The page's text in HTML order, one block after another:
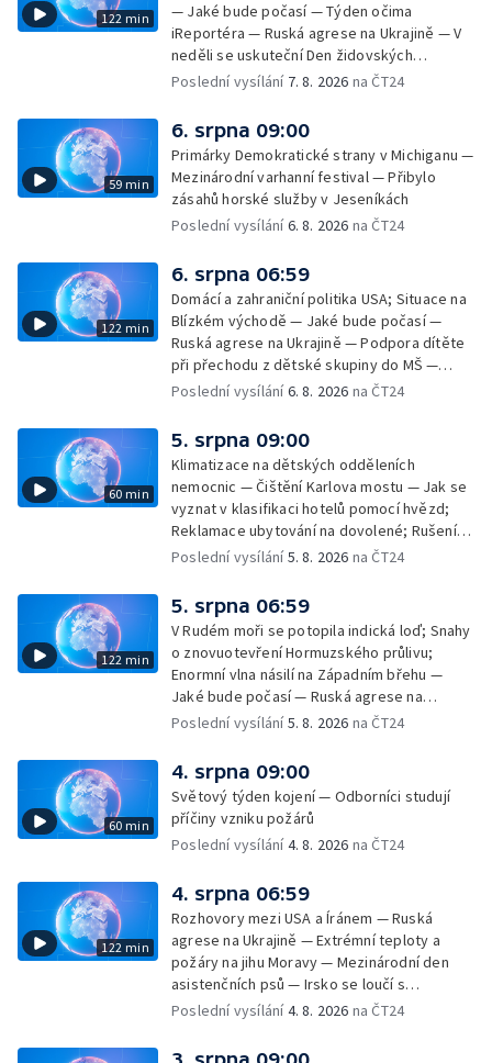
122 min
— Jaké bude počasí — Týden očima
iReportéra — Ruská agrese na Ukrajině — V
neděli se uskuteční Den židovských
památek — Vila Tugendhat slaví 25 let na
atletice 2026 — Výzkum: epidemie digitálních
závislostí je mýtus — Demolice vyhořelé
výškové budovy ve Zlíně
Poslední vysílání 7. 8. 2026 na ČT24
59 min
6. srpna 09:00
Primárky Demokratické strany v Michiganu —
Mezinárodní varhanní festival — Přibylo
zásahů horské služby v Jeseníkách
Poslední vysílání6. 8. 2026 na ČT24
122 min
6. srpna 06:59
Domácí a zahraniční politika USA; Situace na
Blízkém východě — Jaké bude počasí —
Ruská agrese na Ukrajině — Podpora dítěte
při přechodu z dětské skupiny do MŠ —
Filmové premiéry týdne — Dvě deci tuše v
rakovinu prsu
Poslední vysílání6. 8. 2026 na ČT24
60 min
5. srpna 09:00
Klimatizace na dětských odděleních
nemocnic — Čištění Karlova mostu — Jak se
vyznat v klasifikaci hotelů pomocí hvězd;
Reklamace ubytování na dovolené; Rušení
dovolené kvůli přírodním živlům; Práva
na dovolené v zahraničí; Platby a výběry na
dovolené v zahraničí — Těžba léčivé rašeliny
u Malé Morávky
Poslední vysílání5. 8. 2026 na ČT24
122 min
5. srpna 06:59
V Rudém moři se potopila indická loď; Snahy
o znovuotevření Hormuzského průlivu;
Enormní vlna násilí na Západním břehu —
Jaké bude počasí — Ruská agrese na
Ukrajině — Vliv veder na lidské orgány — Při
— Třem obcím na Brněnsku dočasně došla
pitná voda — SP v orientačním běhu v Česku
— Horko a požáry sužují Evropu — Rybářský
příměstský tábor
Poslední vysílání5. 8. 2026 na ČT24
60 min
4. srpna 09:00
Světový týden kojení — Odborníci studují
příčiny vzniku požárů
Poslední vysílání4. 8. 2026 na ČT24
122 min
4. srpna 06:59
Rozhovory mezi USA a Íránem — Ruská
agrese na Ukrajině — Extrémní teploty a
požáry na jihu Moravy — Mezinárodní den
asistenčních psů — Irsko se loučí s
hudebníkem Glenem Hansardem
Poslední vysílání4. 8. 2026 na ČT24